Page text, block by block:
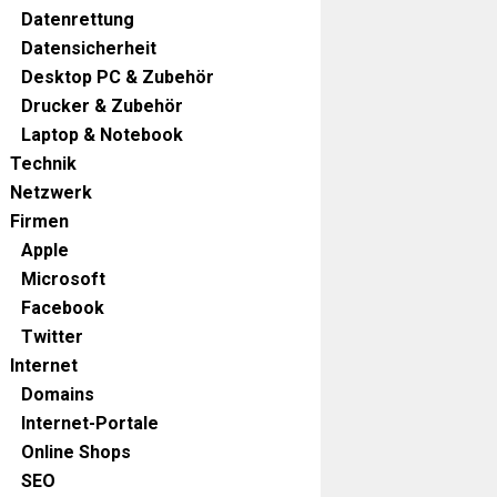
Datenrettung
Datensicherheit
Desktop PC & Zubehör
Drucker & Zubehör
Laptop & Notebook
Technik
Netzwerk
Firmen
Apple
Microsoft
Facebook
Twitter
Internet
Domains
Internet-Portale
Online Shops
SEO